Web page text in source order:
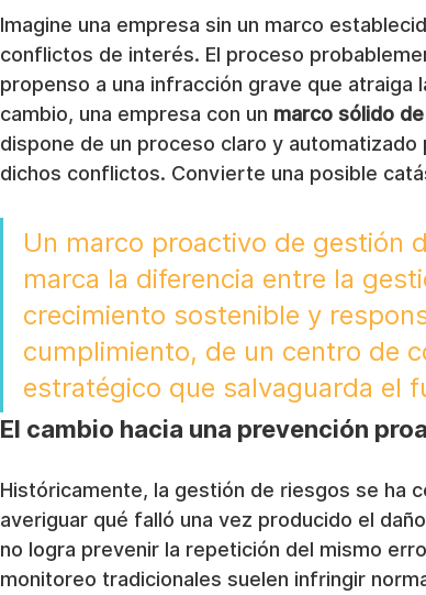
Imagine una empresa sin un marco
conflictos de interés. El proceso
propenso a una infracción grave que atraiga
cambio, una empresa con un marco sólido
dispone de un proceso claro y
dichos conflictos. Convierte una posible
Un marco proactivo de gestión
marca la diferencia entre la
crecimiento sostenible y
cumplimiento, de un centro de
estratégico que salvaguarda el
El cambio hacia una prevención
Históricamente, la gestión de riesgos se ha
averiguar qué falló una vez producido el
no logra prevenir la repetición del mismo
monitoreo tradicionales suelen infringir